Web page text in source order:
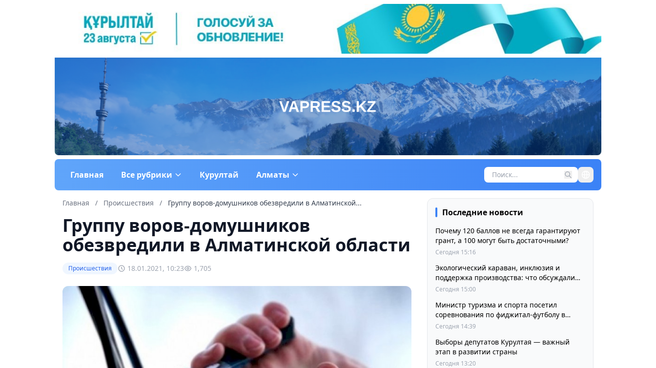
Главная Все рубрики Курултай Алматы
Главная / Происшествия / Группу воров-домушников обезвредили в Алматинской...
Группу воров-домушников
обезвредили в Алматинской области
Происшествия 18.01.2021, 10:23 1,705
Последние новости
Почему 120 баллов не всегда гарантируют
грант, а 100 могут быть достаточными?
Сегодня 15:16
Экологический караван, инклюзия и
поддержка производства: что обсуждали
партии в регионах
Сегодня 15:00
Министр туризма и спорта посетил
соревнования по фиджитал-футболу в
рамках «Игр Будущего 2026»
Сегодня 14:39
Выборы депутатов Курултая — важный
этап в развитии страны
Сегодня 13:20